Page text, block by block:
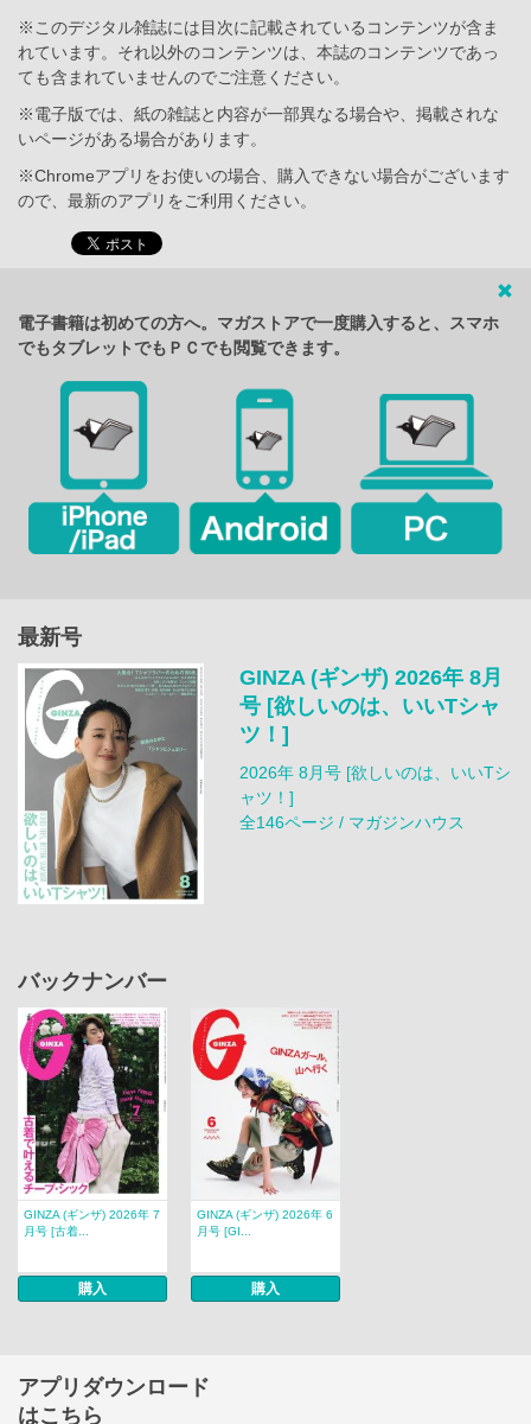
※このデジタル雑誌には目次に記載されているコンテンツが含ま
れています。それ以外のコンテンツは、本誌のコンテンツであっ
ても含まれていませんのでご注意ください。
※電子版では、紙の雑誌と内容が一部異なる場合や、掲載されな
いページがある場合があります。
※Chromeアプリをお使いの場合、購入できない場合がございます
ので、最新のアプリをご利用ください。
電子書籍は初めての方へ。マガストアで一度購入すると、スマホ
でもタブレットでもＰＣでも閲覧できます。
最新号
GINZA (ギンザ) 2026年 8月
号 [欲しいのは、いいTシャ
ツ！]
2026年 8月号 [欲しいのは、いいTシ
ャツ！]
全146ページ / マガジンハウス
バックナンバー
GINZA (ギンザ) 2026年 7
月号 [古着...
購入
GINZA (ギンザ) 2026年 6
月号 [GI...
購入
アプリダウンロード
はこちら